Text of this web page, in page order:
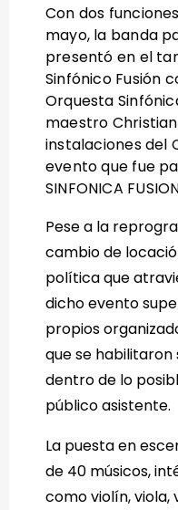
Con dos
mayo, la banda
presentó en el
Sinfónico Fusión
Orquesta
maestro
instalaciones del
evento que fue
SINFONICA
Pese a la
cambio de
política que
dicho evento
propios
que se
dentro de lo
público asistente.
La puesta en
de 40 músicos,
como violín, viola,